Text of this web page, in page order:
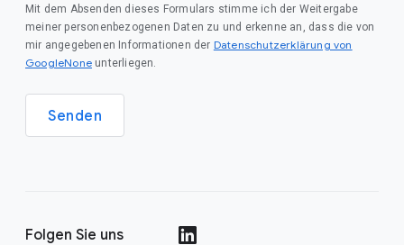
Mit dem Absenden dieses Formulars stimme ich der Weitergabe
meiner personenbezogenen Daten zu und erkenne an, dass die von
mir angegebenen Informationen der Datenschutzerklärung von
GoogleNone unterliegen.
Senden
Folgen Sie uns